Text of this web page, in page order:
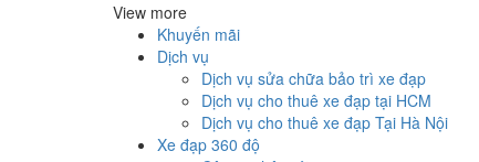
View more
Khuyến mãi
Dịch vụ
Dịch vụ sửa chữa bảo trì xe đạp
Dịch vụ cho thuê xe đạp tại HCM
Dịch vụ cho thuê xe đạp Tại Hà Nội
Xe đạp 360 độ